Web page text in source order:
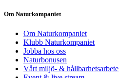
Om Naturkompaniet
Om Naturkompaniet
Klubb Naturkompaniet
Jobba hos oss
Naturbonusen
Vårt miljö- & hållbarhetsarbete